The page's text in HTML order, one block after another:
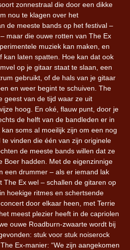
zonnestraal die door een dikke
nou te klagen over het
de meeste bands op het festival –
maar die ouwe rotten van The Ex
muziek kan maken, en
kan laten spatten. Hoe kan dat ook
op je gitaar staat te slaan, een
gebruikt, of de hals van je gitaar
en weer begint te schuiven. The
geest van de tijd waar ze uit
hoog. En oké, flauw punt, door je
de helft van de bandleden er in
soms al moeilijk zijn om een nog
vinden die één van zijn originele
de meeste bands willen dat ze
Boer hadden. Met de eigenzinnige
een drummer – als er iemand lak
The Ex wel – schallen de gitaren op
hoekige ritmes en schertsende
door elkaar heen, met Terrie
meest plezier heeft in de capriolen
ouwe Roadburn-zwaarte wordt bij
stuk voor stuk noiserock
Ex-manier: “We zijn aangekomen